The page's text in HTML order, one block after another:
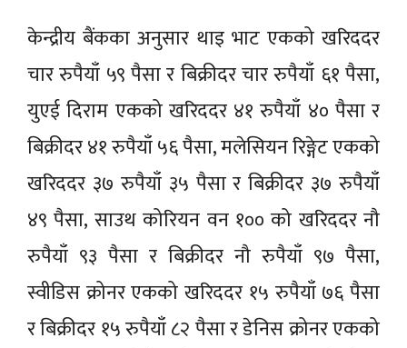
केन्द्रीय बैंकका अनुसार थाइ भाट एकको खरिददर
चार रुपैयाँ ५९ पैसा र बिक्रीदर चार रुपैयाँ ६१ पैसा,
युएई दिराम एकको खरिददर ४१ रुपैयाँ ४० पैसा र
बिक्रीदर ४१ रुपैयाँ ५६ पैसा, मलेसियन रिङ्गेट एकको
खरिददर ३७ रुपैयाँ ३५ पैसा र बिक्रीदर ३७ रुपैयाँ
४९ पैसा, साउथ कोरियन वन १०० को खरिददर नौ
रुपैयाँ ९३ पैसा र बिक्रीदर नौ रुपैयाँ ९७ पैसा,
स्वीडिस क्रोनर एकको खरिददर १५ रुपैयाँ ७६ पैसा
र बिक्रीदर १५ रुपैयाँ ८२ पैसा र डेनिस क्रोनर एकको